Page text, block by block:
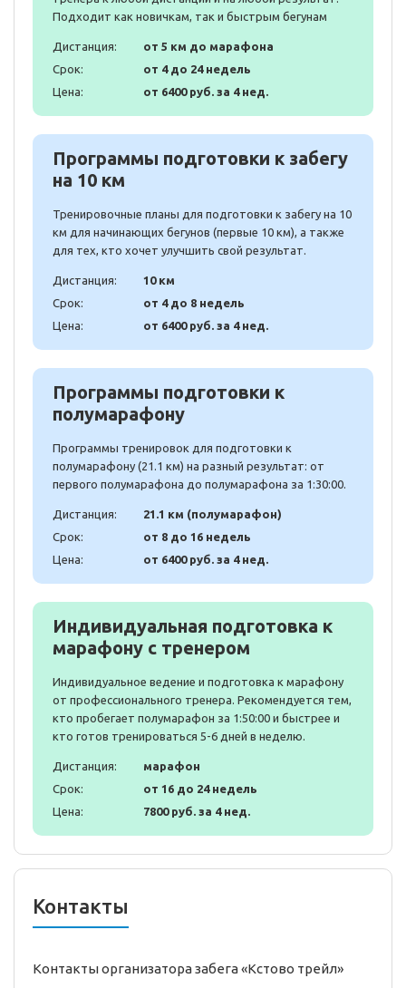
Подходит как новичкам, так и быстрым бегунам
Дистанция:
от 5 км до марафона
Срок:
от 4 до 24 недель
Цена:
от 6400 руб. за 4 нед.
Программы подготовки к забегу
на 10 км
Тренировочные планы для подготовки к забегу на 10
км для начинающих бегунов (первые 10 км), а также
для тех, кто хочет улучшить свой результат.
Дистанция:
10 км
Срок:
от 4 до 8 недель
Цена:
от 6400 руб. за 4 нед.
Программы подготовки к
полумарафону
Программы тренировок для подготовки к
полумарафону (21.1 км) на разный результат: от
первого полумарафона до полумарафона за 1:30:00.
Дистанция:
21.1 км (полумарафон)
Срок:
от 8 до 16 недель
Цена:
от 6400 руб. за 4 нед.
Индивидуальная подготовка к
марафону с тренером
Индивидуальное ведение и подготовка к марафону
от профессионального тренера. Рекомендуется тем,
кто пробегает полумарафон за 1:50:00 и быстрее и
кто готов тренироваться 5-6 дней в неделю.
Дистанция:
марафон
Срок:
от 16 до 24 недель
Цена:
7800 руб. за 4 нед.
Контакты
Контакты организатора забега «Кстово трейл»